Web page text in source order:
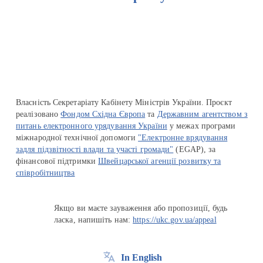
Власність Секретаріату Кабінету Міністрів України. Проєкт
реалізованоФондом Східна Європа та Державним агентством з
питань електронного урядування України у межах програми
міжнародної технічної допомоги "Електронне врядування
задля підзвітності влади та участі громади" (EGAP), за
фінансової підтримкиШвейцарської агенції розвитку та
співробітництва
Якщо ви маєте зауваження або пропозиції, будь
ласка, напишіть нам:https://ukc.gov.ua/appeal
In English